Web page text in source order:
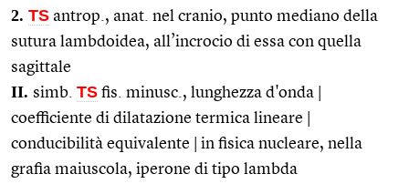
2. TS antrop., anat. nel cranio, punto mediano della
sutura lambdoidea, all’incrocio di essa con quella
sagittale
II. simb. TS fis. minusc., lunghezza d'onda |
coefficiente di dilatazione termica lineare |
conducibilità equivalente | in fisica nucleare, nella
grafia maiuscola, iperone di tipo lambda